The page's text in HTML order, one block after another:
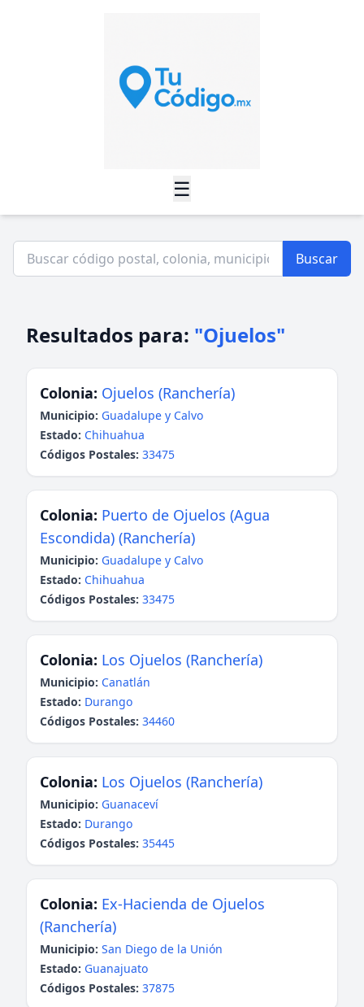
☰
Buscar
Resultados para: "Ojuelos"
Colonia: Ojuelos (Ranchería)
Municipio: Guadalupe y Calvo
Estado: Chihuahua
Códigos Postales: 33475
Colonia: Puerto de Ojuelos (Agua
Escondida) (Ranchería)
Municipio: Guadalupe y Calvo
Estado: Chihuahua
Códigos Postales: 33475
Colonia: Los Ojuelos (Ranchería)
Municipio: Canatlán
Estado: Durango
Códigos Postales: 34460
Colonia: Los Ojuelos (Ranchería)
Municipio: Guanaceví
Estado: Durango
Códigos Postales: 35445
Colonia: Ex-Hacienda de Ojuelos
(Ranchería)
Municipio: San Diego de la Unión
Estado: Guanajuato
Códigos Postales: 37875